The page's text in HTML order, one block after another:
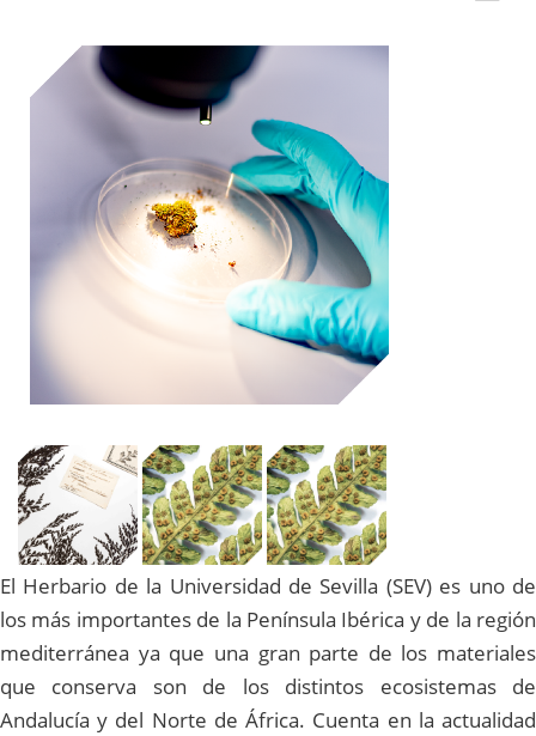
El Herbario de la Universidad de Sevilla (SEV) es uno de
los más importantes de la Península Ibérica y de la región
mediterránea ya que una gran parte de los materiales
que conserva son de los distintos ecosistemas de
Andalucía y del Norte de África. Cuenta en la actualidad